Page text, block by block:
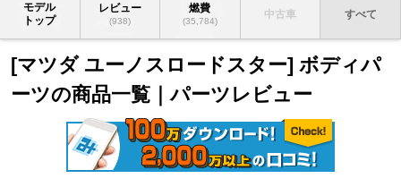
モデル
トップ
レビュー
(938)
燃費
(35,784)
中古車 すべて
[マツダ ユーノスロードスター] ボディパ
ーツの商品一覧｜パーツレビュー